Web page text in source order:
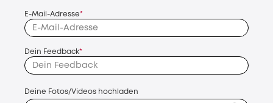
E-Mail-Adresse*
Dein Feedback*
Deine Fotos/Videos hochladen